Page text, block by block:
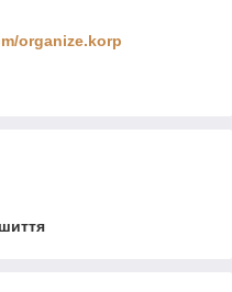
organize.korp